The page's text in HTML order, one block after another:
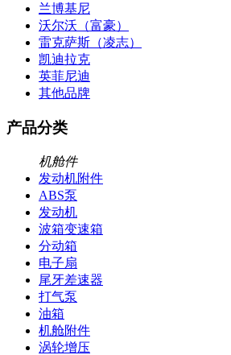
兰博基尼
沃尔沃（富豪）
雷克萨斯（凌志）
凯迪拉克
英菲尼迪
其他品牌
产品分类
机舱件
发动机附件
ABS泵
发动机
波箱变速箱
分动箱
电子扇
尾牙差速器
打气泵
油箱
机舱附件
涡轮增压